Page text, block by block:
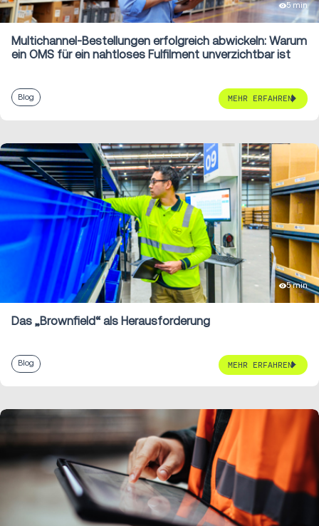
5 min
Multichannel-Bestellungen erfolgreich abwickeln: Warum
ein OMS für ein nahtloses Fulfilment unverzichtbar ist
Blog MEHR ERFAHREN
5 min
Das „Brownfield“ als Herausforderung
Blog MEHR ERFAHREN